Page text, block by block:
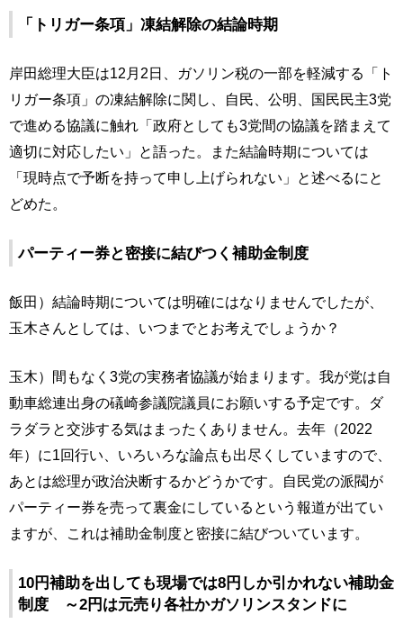
「トリガー条項」凍結解除の結論時期
岸田総理大臣は12月2日、ガソリン税の一部を軽減する「ト
リガー条項」の凍結解除に関し、自民、公明、国民民主3党
で進める協議に触れ「政府としても3党間の協議を踏まえて
適切に対応したい」と語った。また結論時期については
「現時点で予断を持って申し上げられない」と述べるにと
どめた。
パーティー券と密接に結びつく補助金制度
飯田）結論時期については明確にはなりませんでしたが、
玉木さんとしては、いつまでとお考えでしょうか？
玉木）間もなく3党の実務者協議が始まります。我が党は自
動車総連出身の礒崎参議院議員にお願いする予定です。ダ
ラダラと交渉する気はまったくありません。去年（2022
年）に1回行い、いろいろな論点も出尽くしていますので、
あとは総理が政治決断するかどうかです。自民党の派閥が
パーティー券を売って裏金にしているという報道が出てい
ますが、これは補助金制度と密接に結びついています。
10円補助を出しても現場では8円しか引かれない補助金
制度 ～2円は元売り各社かガソリンスタンドに